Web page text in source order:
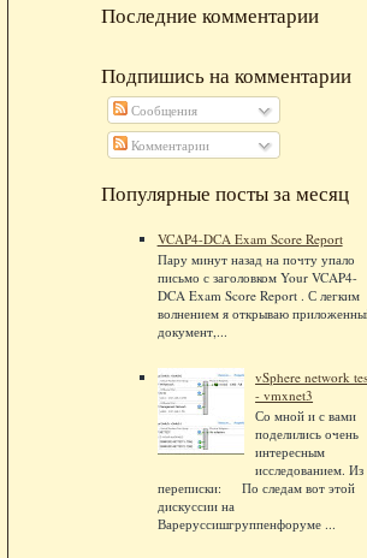
Последние комментарии
Подпишись на комментарии
Сообщения
Комментарии
Популярные посты за месяц
VCAP4-DCA Exam Score Report
Пару минут назад на почту упало
письмо с заголовком Your VCAP4-
DCA Exam Score Report . С легким
волнением я открываю
документ,...
vSphere network
- vmxnet3
Со мной и с вами
поделились очень
интересным
исследованием. Из
переписки: По следам вот этой
дискуссии на
Вареруссишгруппенфоруме ...